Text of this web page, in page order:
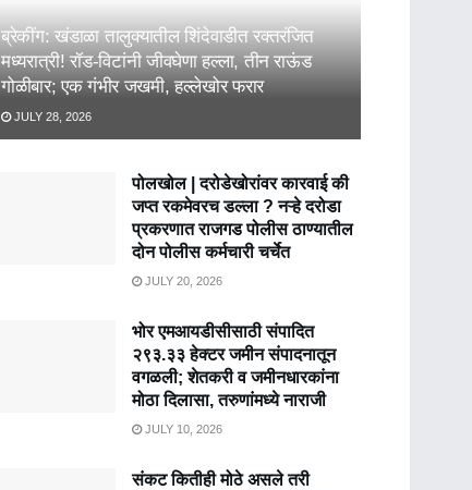
ब्रेकींग: खंडाळा तालुक्यातील शिंदेवाडीत रक्तरंजित
मध्यरात्री! रॉड-विटांनी जीवघेणा हल्ला, तीन राऊंड
गोळीबार; एक गंभीर जखमी, हल्लेखोर फरार
JULY 28, 2026
पोलखोल | दरोडेखोरांवर कारवाई की
जप्त रकमेवरच डल्ला ? नऱ्हे दरोडा
प्रकरणात राजगड पोलीस ठाण्यातील
दोन पोलीस कर्मचारी चर्चेत
JULY 20, 2026
भोर एमआयडीसीसाठी संपादित
२९३.३३ हेक्टर जमीन संपादनातून
वगळली; शेतकरी व जमीनधारकांना
मोठा दिलासा, तरुणांमध्ये नाराजी
JULY 10, 2026
संकट कितीही मोठे असले तरी